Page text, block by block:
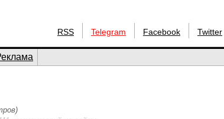
RSS Telegram Facebook Twitter